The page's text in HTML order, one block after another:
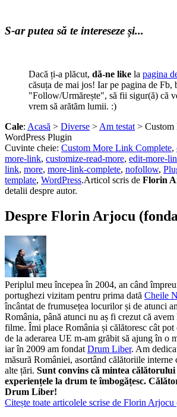
S-ar putea să te intereseze și...
Dacă ți-a plăcut, dă-ne like la pagina
căsuța de mai jos! Iar pe pagina de Fb,
"Follow/Urmărește", să fii sigur(ă) că
vrem să arătăm lumii. :)
Cale: Acasă > Diverse >Am testat> Custom
WordPress Plugin
Cuvinte cheie: Custom More Link Complete,
more-link, customize-read-more, edit-more-
link, more, more-link-complete, nofollow,
template, WordPress.Articol scris de Florin
detalii despre autor.
Despre Florin Arjocu
Periplul meu începea în 2004, an când
portughezi vizitam pentru prima dată Cheile
încântat de frumusețea locurilor și de atunci
România, până atunci nu aș fi crezut că
filme. Îmi place România și călătoresc cât
de la aderarea UE m-am grăbit să ajung în o
iar în 2009 am fondatDrum Liber. Am
măsură României, asortând călătoriile
alte țări. Sunt convins că mintea călătorului
experiențele la drum te îmbogățesc.
Drum Liber!
Citește toate articolele scrise de Florin